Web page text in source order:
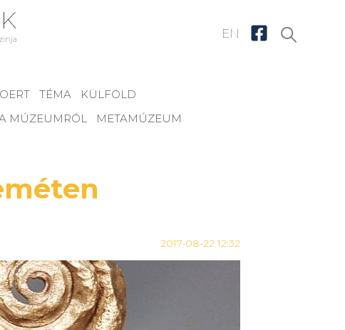
EN
TÉMA
KÜLFÖLD
MÚZEUMRÓL METAMÚZEUM
2017-08-22 12:32